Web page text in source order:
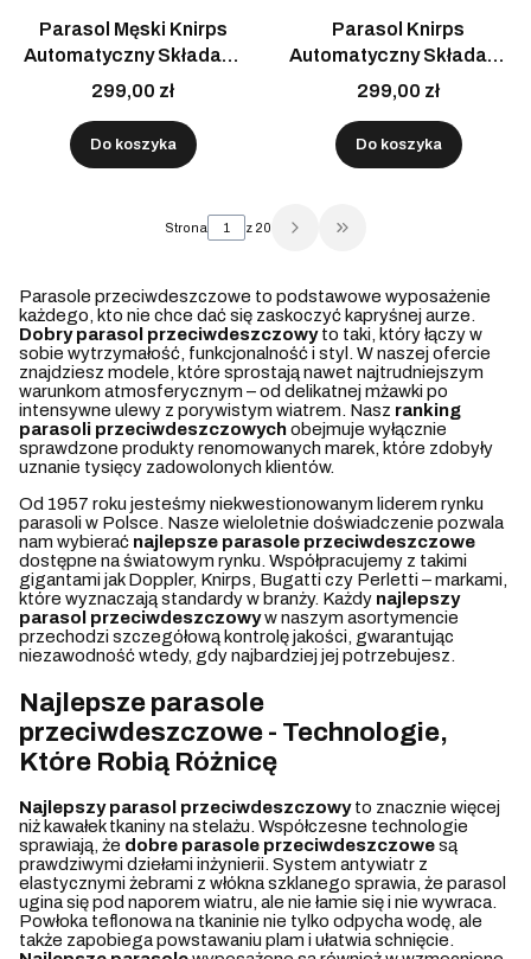
Parasol Męski Knirps
Automatyczny Składany
Elegancki Biznesowy
Czarny
299,00 zł
Do koszyka
Parasol Knirps
Automatyczny Składany
Idealny Na Prezent
Wielokolorowy
299,00 zł
Do koszyka
Strona z 20
Przejdź do ostatniej
Parasole przeciwdeszczowe to podstawowe wyposażenie
każdego, kto nie chce dać się zaskoczyć kapryśnej aurze.
Dobry parasol przeciwdeszczowyto taki, który łączy w
sobie wytrzymałość, funkcjonalność i styl. W naszej ofercie
znajdziesz modele, które sprostają nawet najtrudniejszym
warunkom atmosferycznym – od delikatnej mżawki po
intensywne ulewy z porywistym wiatrem. Nasz ranking
parasoli przeciwdeszczowychobejmuje wyłącznie
sprawdzone produkty renomowanych marek, które zdobyły
uznanie tysięcy zadowolonych klientów.
Od 1957 roku jesteśmy niekwestionowanym liderem rynku
parasoli w Polsce. Nasze wieloletnie doświadczenie pozwala
nam wybierać najlepsze parasole przeciwdeszczowe
dostępne na światowym rynku. Współpracujemy z takimi
gigantami jak Doppler, Knirps, Bugatti czy Perletti – markami,
które wyznaczają standardy w branży. Każdy najlepszy
parasol przeciwdeszczowyw naszym asortymencie
przechodzi szczegółową kontrolę jakości, gwarantując
niezawodność wtedy, gdy najbardziej jej potrzebujesz.
Najlepsze parasole
przeciwdeszczowe - Technologie,
Które Robią Różnicę
Najlepszy parasol przeciwdeszczowyto znacznie więcej
niż kawałek tkaniny na stelażu. Współczesne technologie
sprawiają, że dobre parasole przeciwdeszczowesą
prawdziwymi dziełami inżynierii. System antywiatr z
elastycznymi żebrami z włókna szklanego sprawia, że parasol
ugina się pod naporem wiatru, ale nie łamie się i nie wywraca.
Powłoka teflonowa na tkaninie nie tylko odpycha wodę, ale
także zapobiega powstawaniu plam i ułatwia schnięcie.